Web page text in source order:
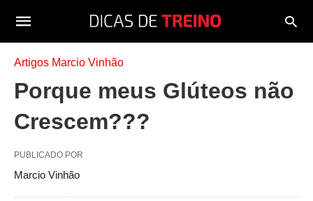
Artigos Marcio Vinhão
Porque meus Glúteos não
Crescem???
PUBLICADO POR
Marcio Vinhão